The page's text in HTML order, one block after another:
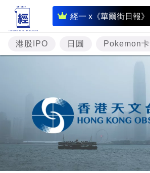
經一 x《華爾街日報》
即
時
財
經
投
資
樓
市
港股IPO 日圓 Pokemon卡